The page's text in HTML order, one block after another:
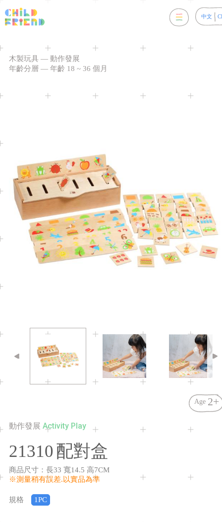
中文
木製玩具 — 動作發展
年齡分層 — 年齡 18 ~ 36 個月
Age 2+
動作發展 Activity Play
21310配對盒
商品尺寸 ： 長33 寬14.5 高7CM
※測量稍有誤差.以實品為準
規格 1PC